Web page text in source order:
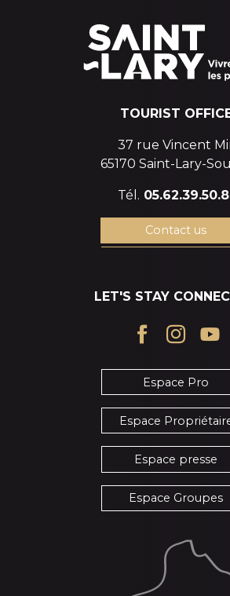
TOURIST
37 rue Vincent
65170 Saint-Lary-
Tél.
Contact us
LET'S STAY
Espace Pro
Espace
Espace presse
Espace Groupes